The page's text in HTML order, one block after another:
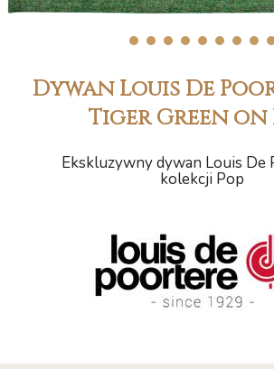
1 2 3 4 5 6 7 8 9
Dywan Louis De
Tiger Green on
Ekskluzywny dywan Louis De
kolekcji Pop